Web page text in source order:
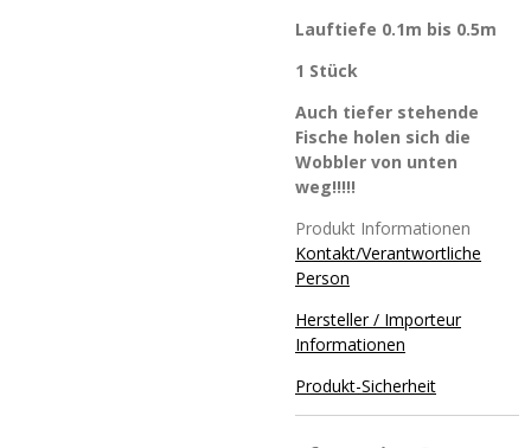
Lauftiefe 0.1m bis 0.5m
1 Stück
Auch tiefer stehende
Fische holen sich die
Wobbler von unten
weg!!!!!
Produkt Informationen
Kontakt/Verantwortliche
Person
Hersteller / Importeur
Informationen
Produkt-Sicherheit